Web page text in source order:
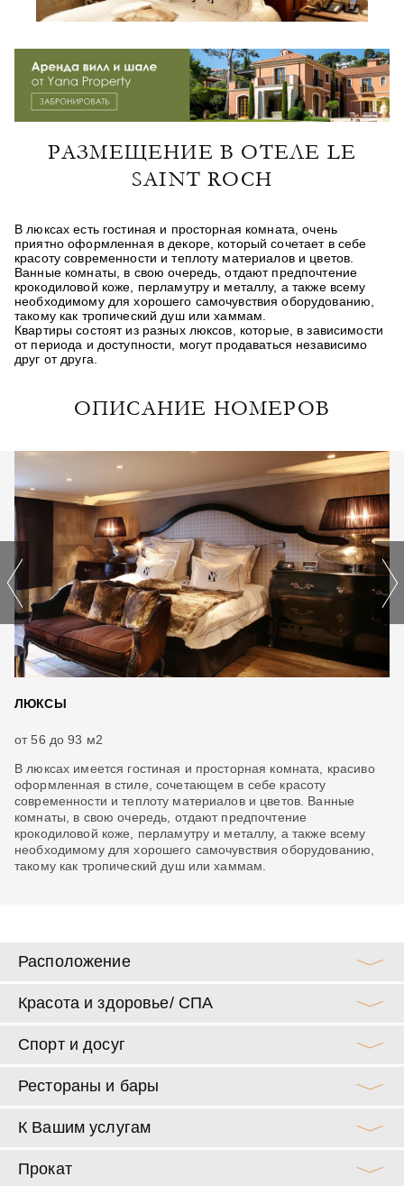
РАЗМЕЩЕНИЕ В ОТЕЛЕ LE
SAINT ROCH
В люксах есть гостиная и просторная комната, очень
приятно оформленная в декоре, который сочетает в себе
красоту современности и теплоту материалов и цветов.
Ванные комнаты, в свою очередь, отдают предпочтение
крокодиловой коже, перламутру и металлу, а также всему
необходимому для хорошего самочувствия оборудованию,
такому как тропический душ или хаммам.
Квартиры состоят из разных люксов, которые, в зависимости
от периода и доступности, могут продаваться независимо
друг от друга.
ОПИСАНИЕ НОМЕРОВ
ЛЮКСЫ
от 56 до 93 м2
В люксах имеется гостиная и просторная комната, красиво
оформленная в стиле, сочетающем в себе красоту
современности и теплоту материалов и цветов. Ванные
комнаты, в свою очередь, отдают предпочтение
крокодиловой коже, перламутру и металлу, а также всему
необходимому для хорошего самочувствия оборудованию,
такому как тропический душ или хаммам.
Расположение
Красота и здоровье/ СПА
Спорт и досуг
Рестораны и бары
К Вашим услугам
Прокат